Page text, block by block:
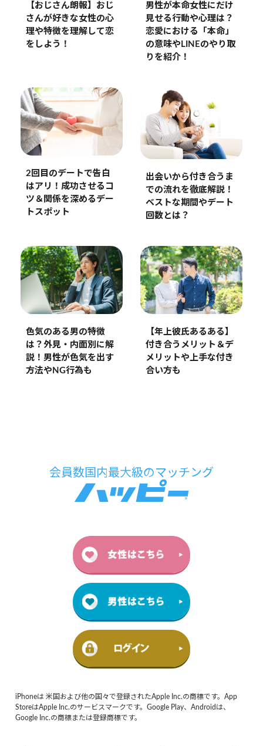
【おじさん朗報】おじ
さんが好きな女性の心
理や特徴を理解して恋
をしよう！
男性が本命女性にだけ
見せる行動や心理は？
恋愛における「本命」
の意味やLINEのやり取
りを紹介！
2回目のデートで告白
はアリ！成功させるコ
ツ＆関係を深めるデー
トスポット
出会いから付き合うま
での流れを徹底解説！
ベストな期間やデート
回数とは？
色気のある男の特徴
は？外見・内面別に解
説！男性が色気を出す
方法やNG行為も
【年上彼氏あるある】
付き合うメリット＆デ
メリットや上手な付き
合い方も
iPhoneは 米国および他の国々で登録されたApple Inc.の商標です。App
StoreはApple Inc.のサービスマークです。Google Play、Androidは、
Google Inc.の商標または登録商標です。